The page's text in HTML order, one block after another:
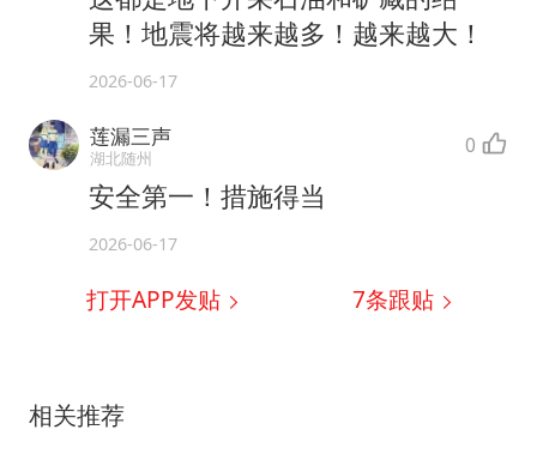
果！地震将越来越多！越来越大！
2026-06-17
莲漏三声
湖北随州 0
安全第一！措施得当
2026-06-17
打开APP发贴 7条跟贴
相关推荐